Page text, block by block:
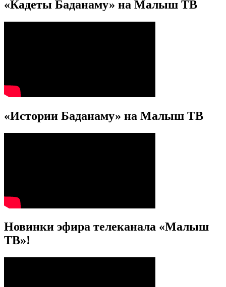
«Кадеты Баданаму» на Малыш ТВ
«Истории Баданаму» на Малыш ТВ
Новинки эфира телеканала «Малыш
ТВ»!